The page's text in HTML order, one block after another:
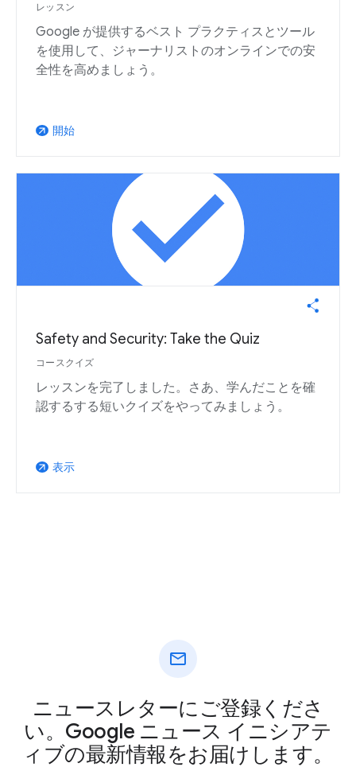
レッスン
Google が提供するベスト プラクティスとツール
を使用して、ジャーナリストのオンラインでの安
全性を高めましょう。
arrow_outward 開始
Safety and Security: Take the Quiz
コースクイズ
レッスンを完了しました。さあ、学んだことを確
認するする短いクイズをやってみましょう。
arrow_outward 表示
mail
ニュースレターにご登録くださ
い。Google ニュース イニシアテ
ィブの最新情報をお届けします。